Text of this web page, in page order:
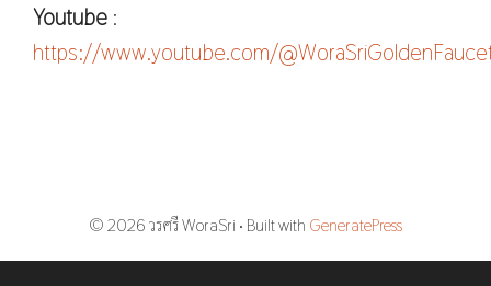
Youtube :
https://www.youtube.com/
© 2026 วรศรี WoraSri • Built with GeneratePress